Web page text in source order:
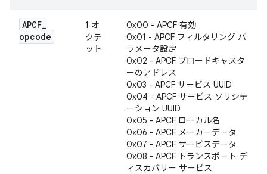
APCF_
opcode
1 オ
クテ
ット
0x00 - APCF 有効
0x01 - APCF フィルタリング パ
ラメータ設定
0x02 - APCF ブロードキャスタ
ーのアドレス
0x03 - APCF サービス UUID
0x04 - APCF サービス ソリシテ
ーション UUID
0x05 - APCF ローカル名
0x06 - APCF メーカーデータ
0x07 - APCF サービスデータ
0x08 - APCF トランスポート デ
ィスカバリー サービス